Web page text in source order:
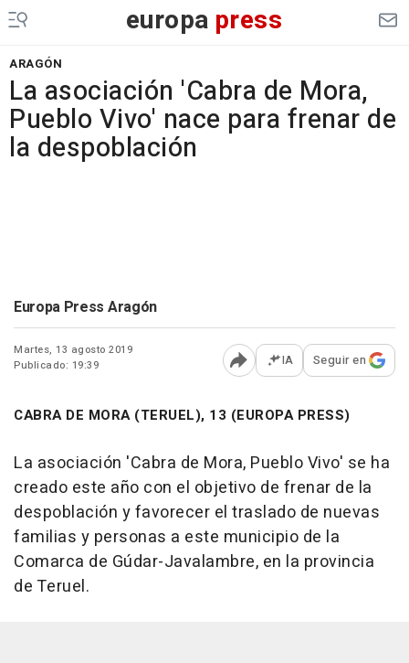
europa press
ARAGÓN
La asociación 'Cabra de Mora,
Pueblo Vivo' nace para frenar de
la despoblación
Europa Press Aragón
Martes, 13 agosto 2019
Publicado: 19:39
Abrir opciones para
IA Seguir en
CABRA DE MORA (TERUEL), 13 (EUROPA PRESS)
La asociación 'Cabra de Mora, Pueblo Vivo' se ha
creado este año con el objetivo de frenar de la
despoblación y favorecer el traslado de nuevas
familias y personas a este municipio de la
Comarca de Gúdar-Javalambre, en la provincia
de Teruel.